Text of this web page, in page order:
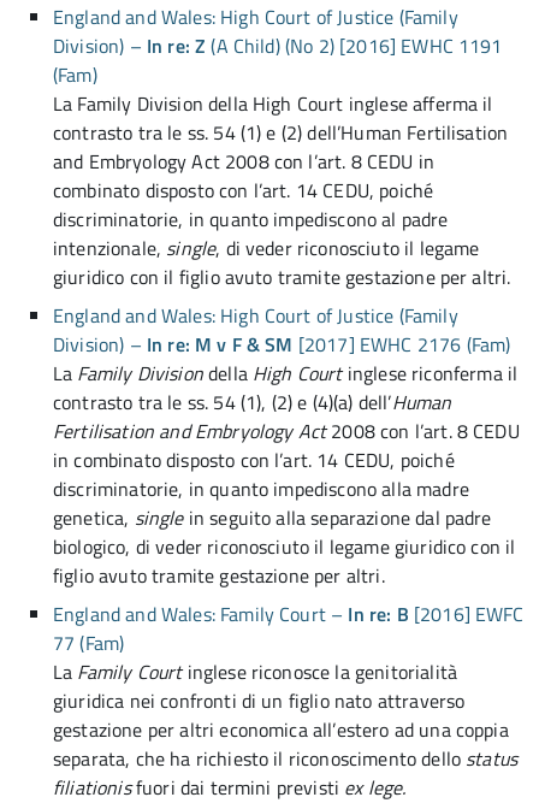
England and Wales: High Court of Justice (Family
Division) – In re: Z (A Child) (No 2) [2016] EWHC 1191
(Fam)
La Family Division della High Court inglese afferma il
contrasto tra le ss. 54 (1) e (2) dell’Human Fertilisation
and Embryology Act 2008 con l’art. 8 CEDU in
combinato disposto con l’art. 14 CEDU, poiché
discriminatorie, in quanto impediscono al padre
intenzionale, single, di veder riconosciuto il legame
giuridico con il figlio avuto tramite gestazione per altri.
England and Wales: High Court of Justice (Family
Division) – In re: M v F & SM [2017] EWHC 2176 (Fam)
La Family Divisiondella High Courtinglese riconferma il
contrasto tra le ss. 54 (1), (2) e (4)(a) dell’Human
Fertilisation and Embryology Act2008 con l’art. 8 CEDU
in combinato disposto con l’art. 14 CEDU, poiché
discriminatorie, in quanto impediscono alla madre
genetica, single in seguito alla separazione dal padre
biologico, di veder riconosciuto il legame giuridico con il
figlio avuto tramite gestazione per altri.
England and Wales: Family Court – In re: B [2016] EWFC
77 (Fam)
La Family Courtinglese riconosce la genitorialità
giuridica nei confronti di un figlio nato attraverso
gestazione per altri economica all’estero ad una coppia
separata, che ha richiesto il riconoscimento dello status
filiationisfuori dai termini previsti ex lege.